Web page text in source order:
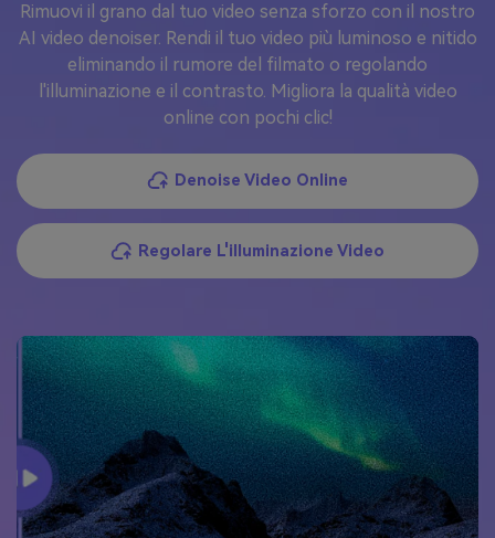
Rimuovi il grano dal tuo video senza sforzo con il nostro
AI video denoiser. Rendi il tuo video più luminoso e nitido
eliminando il rumore del filmato o regolando
l'illuminazione e il contrasto. Migliora la qualità video
online con pochi clic!
Denoise Video Online
Regolare L'illuminazione Video